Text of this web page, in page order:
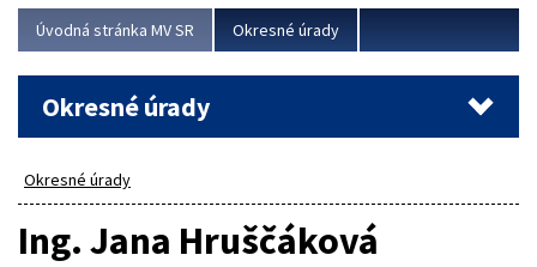
Viac
Úvodná stránka MV SR Okresné úrady
Okresné úrady
Okresné úrady
Ing. Jana Hruščáková